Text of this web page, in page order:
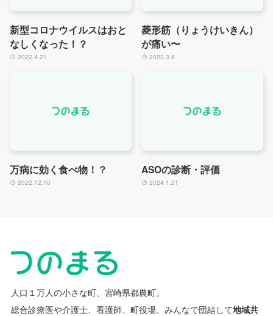
新型コロナウイルスはおと
なしくなった！？
2022.4.21
菱形筋（りょうけいきん）
が痛い〜
2023.3.8
万病に効く食べ物！？
2022.12.10
ASOの診断・評価
2024.1.21
人口１万人の小さな町、宮崎県都農町。
総合診療医や介護士、看護師、町役場、みんなで団結して地域共